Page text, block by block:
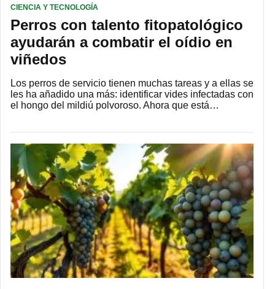
CIENCIA Y TECNOLOGÍA
Perros con talento fitopatológico
ayudarán a combatir el oídio en
viñedos
Los perros de servicio tienen muchas tareas y a ellas se
les ha añadido una más: identificar vides infectadas con
el hongo del mildiú polvoroso. Ahora que está…